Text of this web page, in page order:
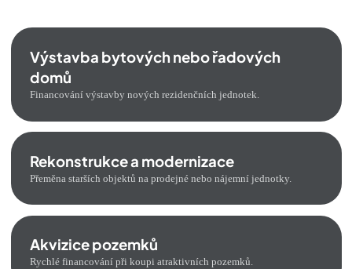
Výstavba bytových nebo řadových
domů
Financování výstavby nových rezidenčních jednotek.
Rekonstrukce a modernizace
Přeměna starších objektů na prodejné nebo nájemní jednotky.
Akvizice pozemků
Rychlé financování při koupi atraktivních pozemků.